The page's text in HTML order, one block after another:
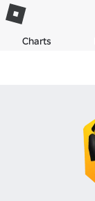
Charts